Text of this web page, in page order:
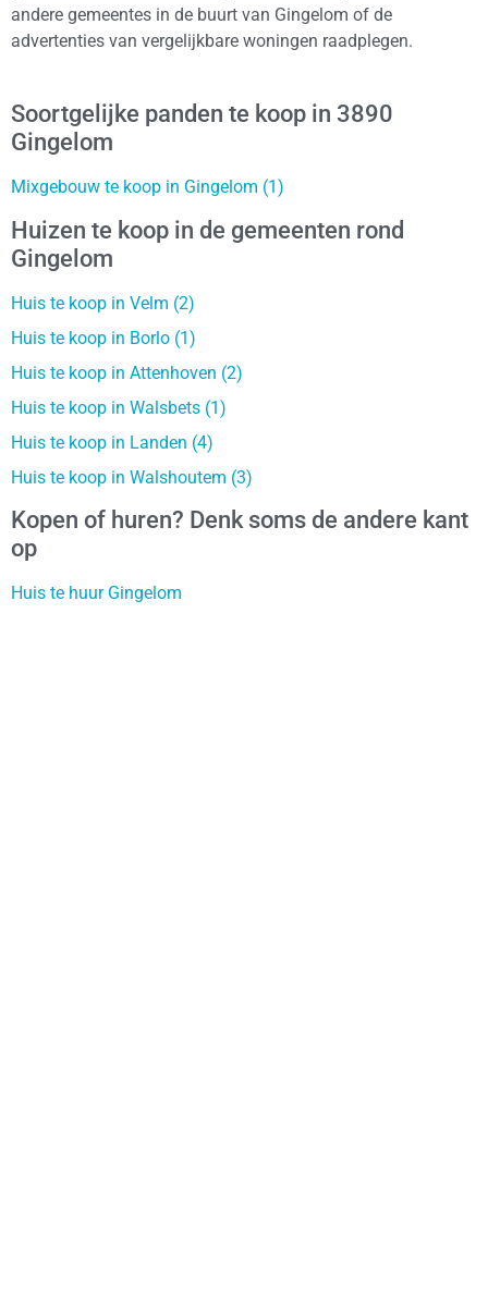
andere gemeentes in de buurt van Gingelom of de
advertenties van vergelijkbare woningen raadplegen.
Soortgelijke panden te koop in 3890
Gingelom
Mixgebouw te koop in Gingelom (1)
Huizen te koop in de gemeenten rond
Gingelom
Huis te koop in Velm (2)
Huis te koop in Borlo (1)
Huis te koop in Attenhoven (2)
Huis te koop in Walsbets (1)
Huis te koop in Landen (4)
Huis te koop in Walshoutem (3)
Kopen of huren? Denk soms de andere kant
op
Huis te huur Gingelom